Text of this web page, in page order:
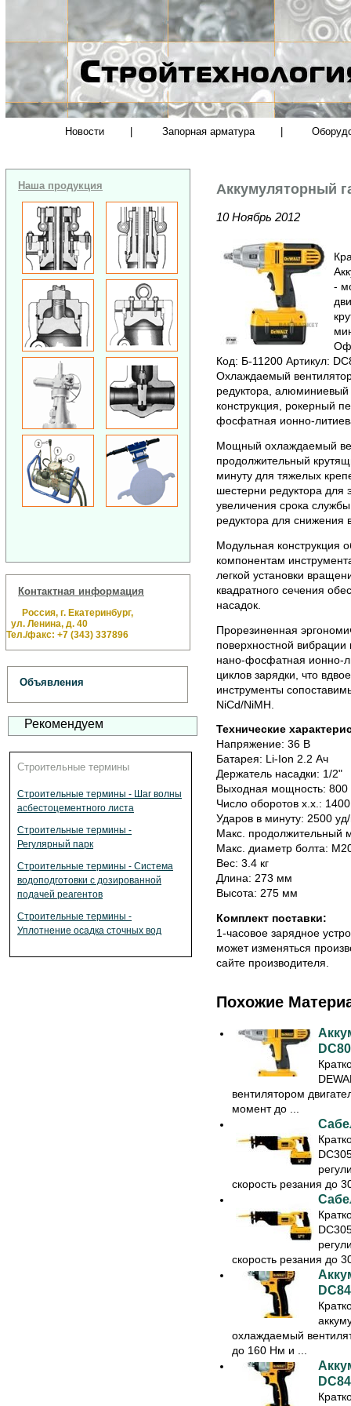
Новости Запорная арматура
Наша продукция
Контактная информация
Россия, г. Екатеринбург,
ул. Ленина, д. 40
Тел./факс: +7 (343) 337896
Объявления
Рекомендуем
Строительные термины
Строительные термины - Шаг волны
асбестоцементного листа
Строительные термины -
Регулярный парк
Строительные термины - Система
водоподготовки с дозированной
подачей реагентов
Строительные термины -
Уплотнение осадка сточных вод
Аккумуляторный
10 Ноябрь 2012
-
Код: Б-11200 Артикул:
Охлаждаемый
редуктора, алюминиевый
конструкция, рокерный
фосфатная ионно-
Мощный охлаждаемый
продолжительный
минуту для тяжелых
шестерни редуктора
увеличения срока
редуктора для снижения
Модульная конструкция
компонентам
легкой установки
квадратного сечения
насадок.
Прорезиненная
поверхностной вибрации
нано-фосфатная ионно-
циклов зарядки, что
инструменты
NiCd/NiMH.
Технические
Напряжение: 36 В
Батарея: Li-Ion 2.2 Ач
Держатель насадки: 1/2"
Выходная мощность: 800
Число оборотов х.х.:
Ударов в минуту: 2500
Макс. продолжительный
Макс. диаметр болта:
Вес: 3.4 кг
Длина: 273 мм
Высота: 275 мм
Комплект поставки:
1-часовое зарядное
может изменяться
сайте производителя.
Похожие
вентилятором
момент до ...
скорость резания до
скорость резания до
охлаждаемый
до 160 Нм и ...